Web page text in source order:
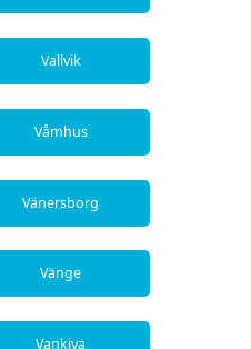
Vallvik
Våmhus
Vänersborg
Vänge
Vankiva